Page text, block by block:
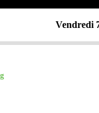
Vendredi